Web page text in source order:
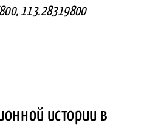
113.28319800
истории в